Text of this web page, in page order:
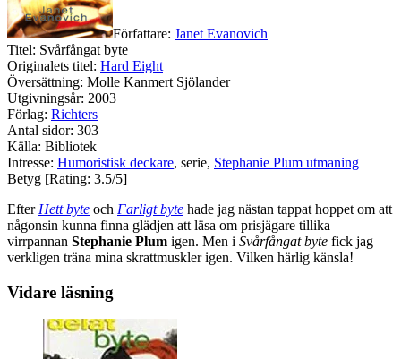
Författare: Janet Evanovich
Titel: Svårfångat byte
Originalets titel: Hard Eight
Översättning: Molle Kanmert Sjölander
Utgivningsår: 2003
Förlag: Richters
Antal sidor: 303
Källa: Bibliotek
Intresse: Humoristisk deckare, serie, Stephanie Plum utmaning
Betyg [Rating: 3.5/5]
Efter Hett byte och Farligt byte hade jag nästan tappat hoppet om att
någonsin kunna finna glädjen att läsa om prisjägare tillika
virrpannan Stephanie Plum igen. Men i Svårfångat byte fick jag
verkligen träna mina skrattmuskler igen. Vilken härlig känsla!
Vidare läsning